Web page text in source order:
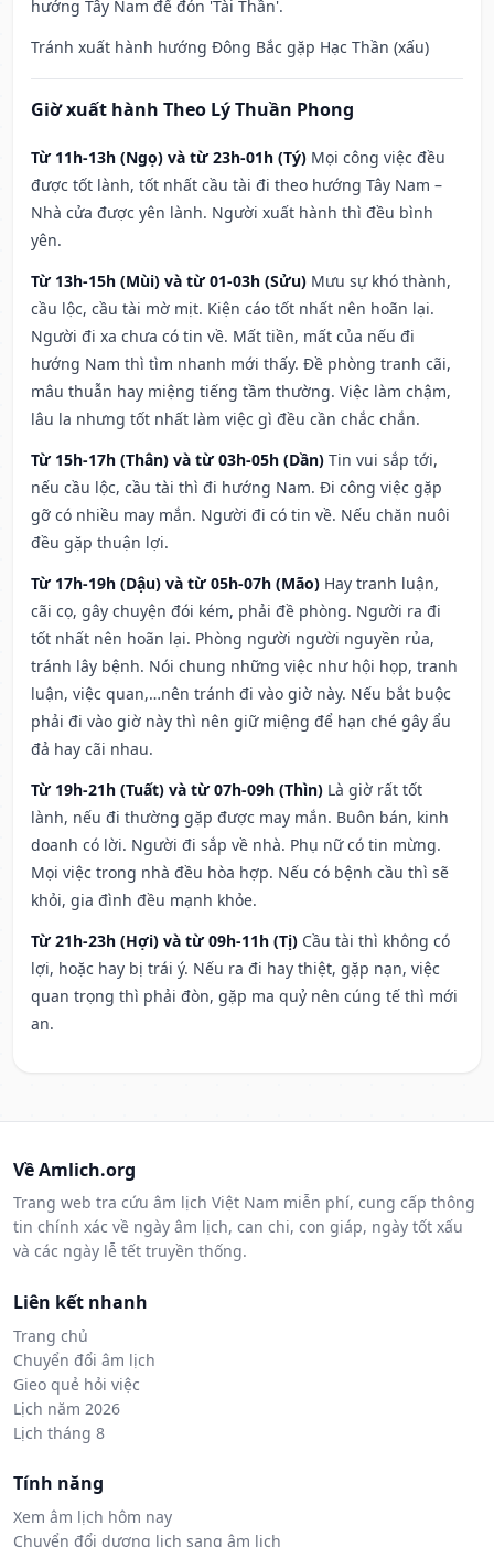
hướng Tây Nam để đón 'Tài Thần'.
Tránh xuất hành hướng Đông Bắc gặp Hạc Thần (xấu)
Giờ xuất hành Theo Lý Thuần Phong
Từ 11h-13h (Ngọ) và từ 23h-01h (Tý) Mọi công việc đều
được tốt lành, tốt nhất cầu tài đi theo hướng Tây Nam –
Nhà cửa được yên lành. Người xuất hành thì đều bình
yên.
Từ 13h-15h (Mùi) và từ 01-03h (Sửu) Mưu sự khó thành,
cầu lộc, cầu tài mờ mịt. Kiện cáo tốt nhất nên hoãn lại.
Người đi xa chưa có tin về. Mất tiền, mất của nếu đi
hướng Nam thì tìm nhanh mới thấy. Đề phòng tranh cãi,
mâu thuẫn hay miệng tiếng tầm thường. Việc làm chậm,
lâu la nhưng tốt nhất làm việc gì đều cần chắc chắn.
Từ 15h-17h (Thân) và từ 03h-05h (Dần) Tin vui sắp tới,
nếu cầu lộc, cầu tài thì đi hướng Nam. Đi công việc gặp
gỡ có nhiều may mắn. Người đi có tin về. Nếu chăn nuôi
đều gặp thuận lợi.
Từ 17h-19h (Dậu) và từ 05h-07h (Mão) Hay tranh luận,
cãi cọ, gây chuyện đói kém, phải đề phòng. Người ra đi
tốt nhất nên hoãn lại. Phòng người người nguyền rủa,
tránh lây bệnh. Nói chung những việc như hội họp, tranh
luận, việc quan,…nên tránh đi vào giờ này. Nếu bắt buộc
phải đi vào giờ này thì nên giữ miệng để hạn ché gây ẩu
đả hay cãi nhau.
Từ 19h-21h (Tuất) và từ 07h-09h (Thìn) Là giờ rất tốt
lành, nếu đi thường gặp được may mắn. Buôn bán, kinh
doanh có lời. Người đi sắp về nhà. Phụ nữ có tin mừng.
Mọi việc trong nhà đều hòa hợp. Nếu có bệnh cầu thì sẽ
khỏi, gia đình đều mạnh khỏe.
Từ 21h-23h (Hợi) và từ 09h-11h (Tị) Cầu tài thì không có
lợi, hoặc hay bị trái ý. Nếu ra đi hay thiệt, gặp nạn, việc
quan trọng thì phải đòn, gặp ma quỷ nên cúng tế thì mới
an.
Về Amlich.org
Trang web tra cứu âm lịch Việt Nam miễn phí, cung cấp thông
tin chính xác về ngày âm lịch, can chi, con giáp, ngày tốt xấu
và các ngày lễ tết truyền thống.
Liên kết nhanh
Trang chủ
Chuyển đổi âm lịch
Gieo quẻ hỏi việc
Lịch năm 2026
Lịch tháng 8
Tính năng
Xem âm lịch hôm nay
Chuyển đổi dương lịch sang âm lịch